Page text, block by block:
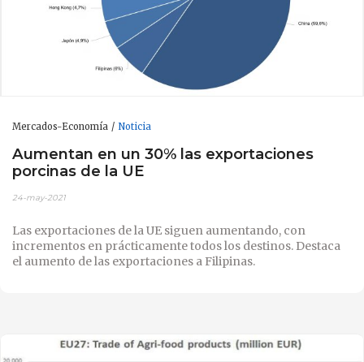
Mercados-Economía Noticia
Aumentan en un 30% las exportaciones
porcinas de la UE
24-may-2021
Las exportaciones de la UE siguen aumentando, con
incrementos en prácticamente todos los destinos. Destaca
el aumento de las exportaciones a Filipinas.